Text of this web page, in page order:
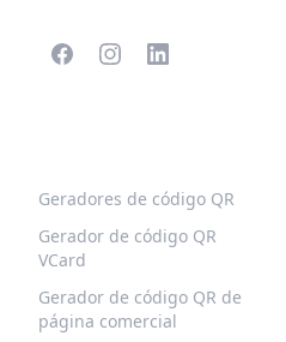
Geradores de código QR
Gerador de código QR
VCard
Gerador de código QR de
página comercial